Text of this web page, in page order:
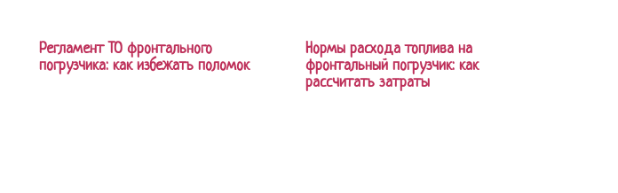
Регламент ТО фронтального
погрузчика: как избежать поломок
Нормы расхода топлива на
фронтальный погрузчик: как
рассчитать затраты